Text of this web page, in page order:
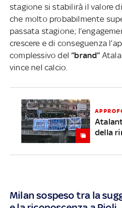
stagione si stabilirà il valore
che molto probabilmente
passata stagione;
crescere e di conseguenza
complessivo del “brand”
vince nel calcio.
della
Milan sospeso tra la